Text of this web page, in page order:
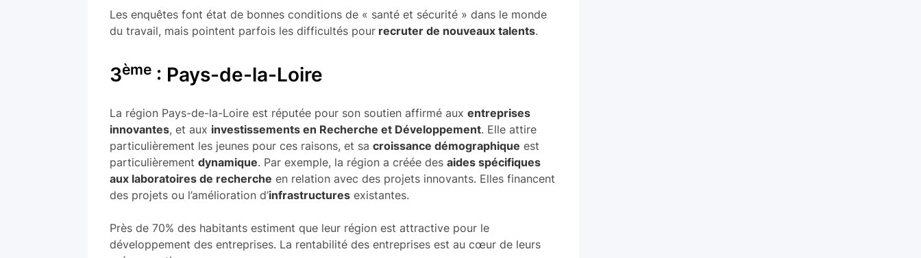
Les enquêtes font état de bonnes conditions de « santé et sécurité » dans le monde
du travail, mais pointent parfois les difficultés pour recruter de nouveaux talents.
3ème : Pays-de-la-Loire
La région Pays-de-la-Loire est réputée pour son soutien affirmé aux entreprises
innovantes, et aux investissements en Recherche et Développement. Elle attire
particulièrement les jeunes pour ces raisons, et sa croissance démographique est
particulièrement dynamique. Par exemple, la région a créée des aides spécifiques
aux laboratoires de recherche en relation avec des projets innovants. Elles financent
des projets ou l’amélioration d’infrastructures existantes.
Près de 70% des habitants estiment que leur région est attractive pour le
développement des entreprises. La rentabilité des entreprises est au cœur de leurs